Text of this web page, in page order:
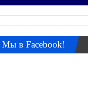
Мы в Facebook!